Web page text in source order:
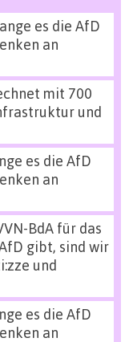
es die AfD
an
mit 700
und
es die AfD
an
BdA für das
gibt, sind wir
und
es die AfD
an